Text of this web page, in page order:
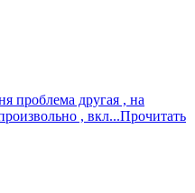
проблема другая , на
, вкл...Прочитать